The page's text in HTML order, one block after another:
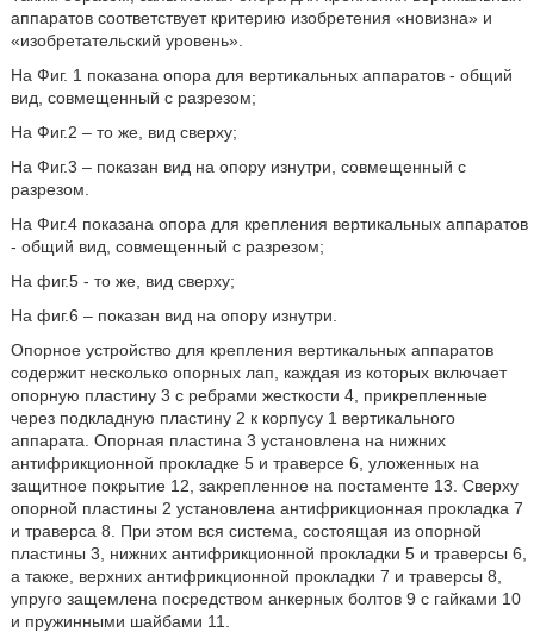
аппаратов соответствует критерию изобретения «новизна» и
«изобретательский уровень».
На Фиг. 1 показана опора для вертикальных аппаратов - общий
вид, совмещенный с разрезом;
На Фиг.2 – то же, вид сверху;
На Фиг.3 – показан вид на опору изнутри, совмещенный с
разрезом.
На Фиг.4 показана опора для крепления вертикальных аппаратов
- общий вид, совмещенный с разрезом;
На фиг.5 - то же, вид сверху;
На фиг.6 – показан вид на опору изнутри.
Опорное устройство для крепления вертикальных аппаратов
содержит несколько опорных лап, каждая из которых включает
опорную пластину 3 с ребрами жесткости 4, прикрепленные
через подкладную пластину 2 к корпусу 1 вертикального
аппарата. Опорная пластина 3 установлена на нижних
антифрикционной прокладке 5 и траверсе 6, уложенных на
защитное покрытие 12, закрепленное на постаменте 13. Сверху
опорной пластины 2 установлена антифрикционная прокладка 7
и траверса 8. При этом вся система, состоящая из опорной
пластины 3, нижних антифрикционной прокладки 5 и траверсы 6,
а также, верхних антифрикционной прокладки 7 и траверсы 8,
упруго защемлена посредством анкерных болтов 9 с гайками 10
и пружинными шайбами 11.